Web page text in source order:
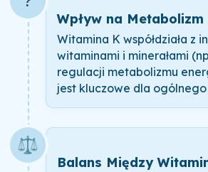
Wpływ na Metabolizm
Witamina K współdziała z
witaminami i minerałami
regulacji metabolizmu
jest kluczowe dla
⚖️
Balans Między